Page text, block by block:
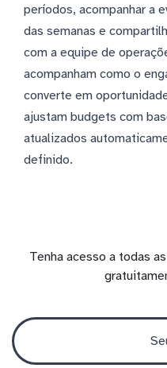
períodos, acompanhar a
das semanas e
com a equipe de
acompanham como o
converte em
ajustam budgets com
atualizados
definido.
Tenha acesso a todas